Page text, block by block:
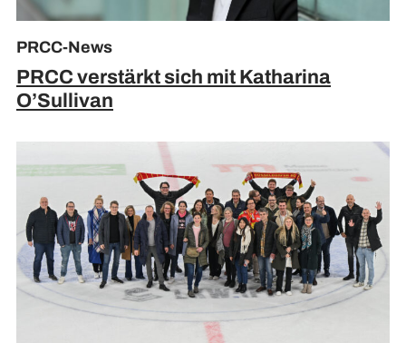
PRCC-News
PRCC verstärkt sich mit Katharina
O’Sullivan